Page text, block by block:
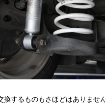
換するものもさほどはありませ